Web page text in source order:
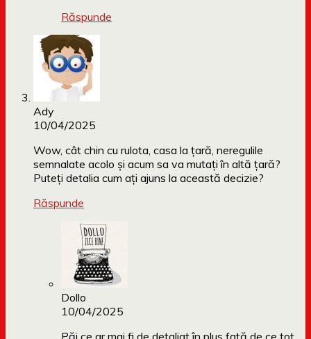
Răspunde
Ady
10/04/2025
Wow, cât chin cu rulota, casa la țară, neregulile
semnalate acolo și acum sa va mutați în altă țară?
Puteți detalia cum ați ajuns la această decizie?
Răspunde
Dollo
10/04/2025